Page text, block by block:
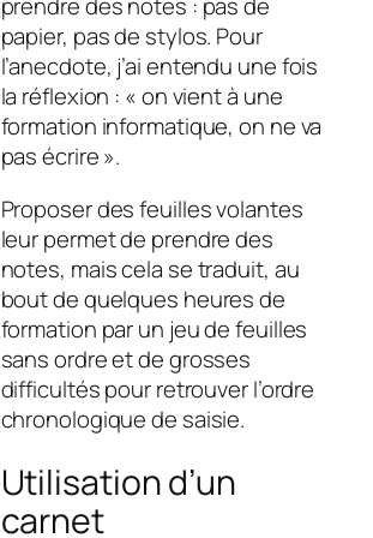
prendre des notes : pas de
papier, pas de stylos. Pour
l’anecdote, j’ai entendu une fois
la réflexion : « on vient à une
formation informatique, on ne va
pas écrire ».
Proposer des feuilles volantes
leur permet de prendre des
notes, mais cela se traduit, au
bout de quelques heures de
formation par un jeu de feuilles
sans ordre et de grosses
difficultés pour retrouver l’ordre
chronologique de saisie.
Utilisation d’un
carnet